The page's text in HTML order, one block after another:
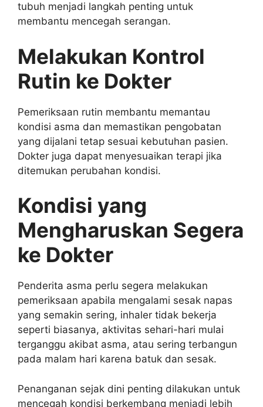
tubuh menjadi langkah penting untuk
membantu mencegah serangan.
Melakukan Kontrol
Rutin ke Dokter
Pemeriksaan rutin membantu memantau
kondisi asma dan memastikan pengobatan
yang dijalani tetap sesuai kebutuhan pasien.
Dokter juga dapat menyesuaikan terapi jika
ditemukan perubahan kondisi.
Kondisi yang
Mengharuskan Segera
ke Dokter
Penderita asma perlu segera melakukan
pemeriksaan apabila mengalami sesak napas
yang semakin sering, inhaler tidak bekerja
seperti biasanya, aktivitas sehari-hari mulai
terganggu akibat asma, atau sering terbangun
pada malam hari karena batuk dan sesak.
Penanganan sejak dini penting dilakukan untuk
mencegah kondisi berkembang menjadi lebih